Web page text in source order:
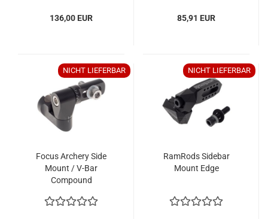
136,00 EUR 85,91 EUR
NICHT LIEFERBAR
Focus Archery Side
Mount / V-Bar
Compound
NICHT LIEFERBAR
RamRods Sidebar
Mount Edge